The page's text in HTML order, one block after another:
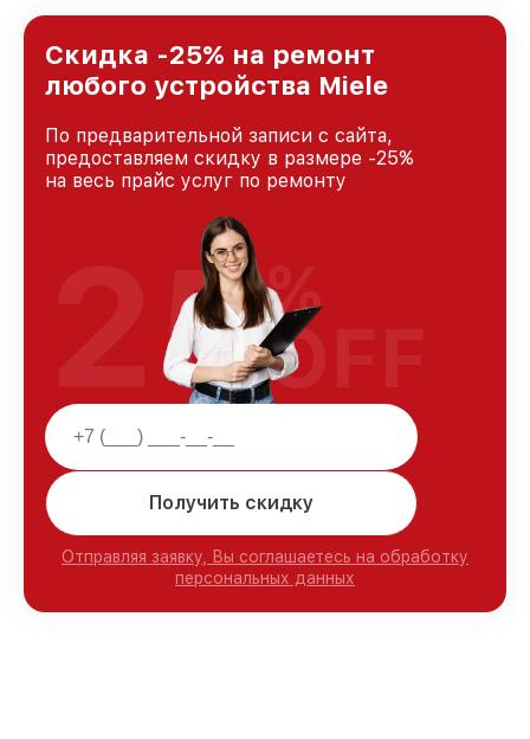
и лояльности наших клиентов.
Скидка -25% на ремонт
любого устройства Miele
По предварительной записи с сайта,
предоставляем скидку в размере -25%
на весь прайс услуг по ремонту
Получить скидку
Отправляя заявку, Вы соглашаетесь на обработку
персональных данных
25%
OFF